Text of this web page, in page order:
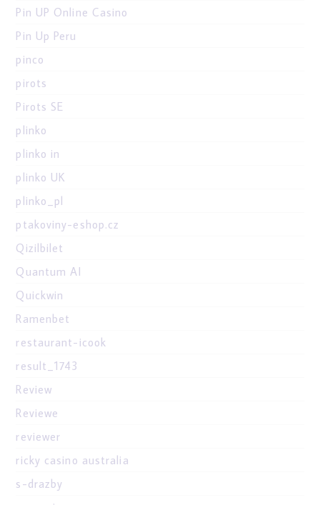
Pin UP Online Casino
Pin Up Peru
pinco
pirots
Pirots SE
plinko
plinko in
plinko UK
plinko_pl
ptakoviny-eshop.cz
Qizilbilet
Quantum AI
Quickwin
Ramenbet
restaurant-icook
result_1743
Review
Reviewe
reviewer
ricky casino australia
s-drazby